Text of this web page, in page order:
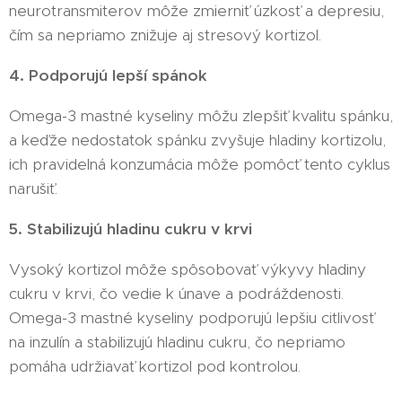
neurotransmiterov môže zmierniť úzkosť a depresiu,
čím sa nepriamo znižuje aj stresový kortizol.
4. Podporujú lepší spánok
Omega-3 mastné kyseliny môžu zlepšiť kvalitu spánku,
a keďže nedostatok spánku zvyšuje hladiny kortizolu,
ich pravidelná konzumácia môže pomôcť tento cyklus
narušiť.
5. Stabilizujú hladinu cukru v krvi
Vysoký kortizol môže spôsobovať výkyvy hladiny
cukru v krvi, čo vedie k únave a podráždenosti.
Omega-3 mastné kyseliny podporujú lepšiu citlivosť
na inzulín a stabilizujú hladinu cukru, čo nepriamo
pomáha udržiavať kortizol pod kontrolou.